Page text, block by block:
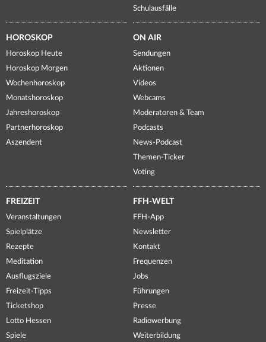
Schulausfälle
HOROSKOP
Horoskop Heute
Horoskop Morgen
Wochenhoroskop
Monatshoroskop
Jahreshoroskop
Partnerhoroskop
Aszendent
ON AIR
Sendungen
Aktionen
Videos
Webcams
Moderatoren & Team
Podcasts
News-Podcast
Themen-Ticker
Voting
FREIZEIT
Veranstaltungen
Spielplätze
Rezepte
Meditation
Ausflugsziele
Freizeit-Tipps
Ticketshop
Lotto Hessen
Spiele
FFH-WELT
FFH-App
Newsletter
Kontakt
Frequenzen
Jobs
Führungen
Presse
Radiowerbung
Weiterbildung